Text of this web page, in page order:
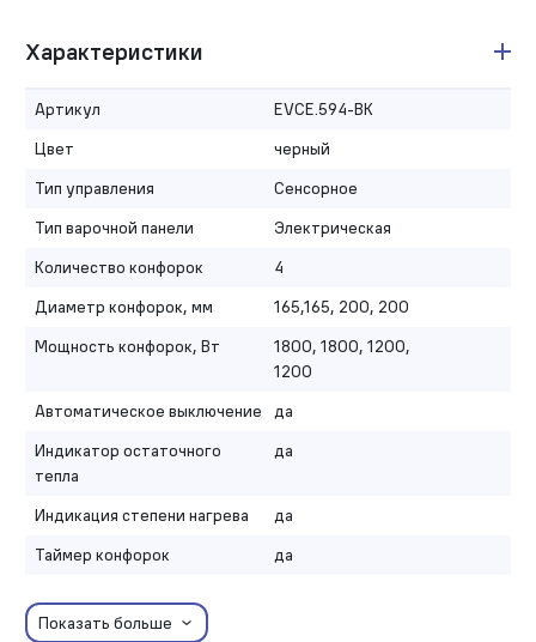
Характеристики
Артикул
EVCE.594-BK
Цвет
черный
Тип управления
Сенсорное
Тип варочной панели
Электрическая
Количество конфорок
4
Диаметр конфорок, мм
165,165, 200, 200
Мощность конфорок, Вт
1800, 1800, 1200,
1200
Автоматическое выключение
да
Индикатор остаточного
тепла
да
Индикация степени нагрева
да
Таймер конфорок
да
Показать больше